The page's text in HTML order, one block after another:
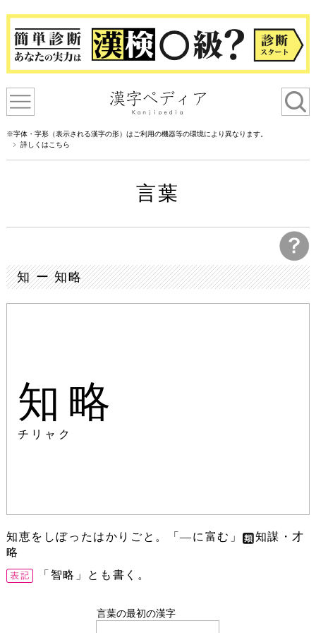
※字体・字形（表示される漢字の形）はご利用の機器等の環境により異なります。
詳しくはこちら
言葉
知 ー 知略
知略
チリャク
知恵をしぼったはかりごと。「―に富む」
知謀・才
略
「智略」とも書く。
言葉の最初の漢字